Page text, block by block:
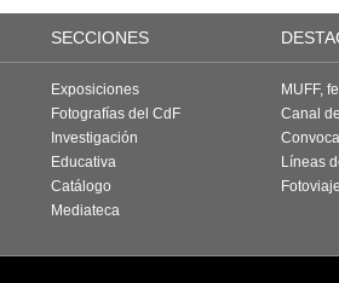
SECCIONES
Exposiciones
Fotografías del CdF
Investigación
Educativa
Catálogo
Mediateca
MUFF,
Canal
Líneas